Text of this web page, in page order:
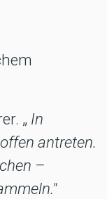
„ In
antreten.
–